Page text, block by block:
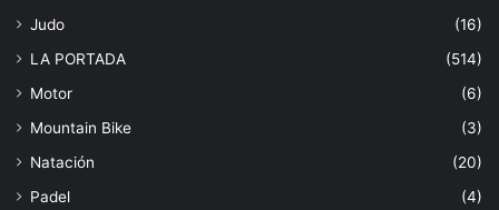
Judo
(16)
LA PORTADA
(514)
Motor
(6)
Mountain Bike
(3)
Natación
(20)
Padel
(4)